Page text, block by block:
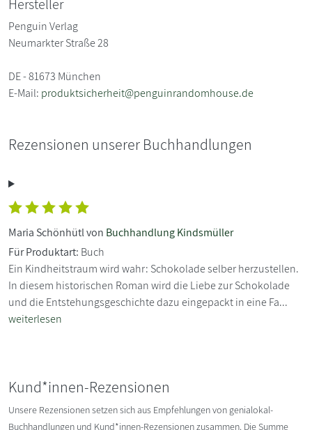
Hersteller
Penguin Verlag
Neumarkter Straße 28
DE - 81673 München
E-Mail: produktsicherheit@penguinrandomhouse.de
Rezensionen unserer Buchhandlungen
Maria Schönhütl von Buchhandlung Kindsmüller
Für Produktart: Buch
Ein Kindheitstraum wird wahr: Schokolade selber herzustellen.
In diesem historischen Roman wird die Liebe zur Schokolade
und die Entstehungsgeschichte dazu eingepackt in eine Fa...
weiterlesen
Kund*innen-Rezensionen
Unsere Rezensionen setzen sich aus Empfehlungen von genialokal-
Buchhandlungen und Kund*innen-Rezensionen zusammen. Die Summe